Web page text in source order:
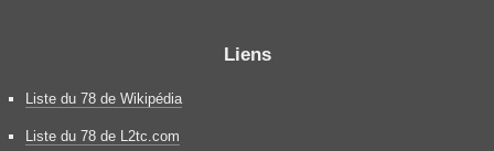
Liens
Liste du 78 de Wikipédia
Liste du 78 de L2tc.com